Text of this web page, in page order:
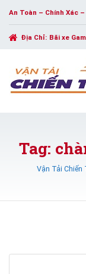
An Toàn – Chính Xác
Địa Chỉ: Bãi xe
Tag:
Vận Tải Chiến